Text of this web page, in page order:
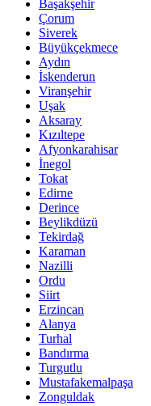
Başakşehir
Çorum
Siverek
Büyükçekmece
Aydın
İskenderun
Viranşehir
Uşak
Aksaray
Kızıltepe
Afyonkarahisar
İnegol
Tokat
Edirne
Derince
Beylikdüzü
Tekirdağ
Karaman
Nazilli
Ordu
Siirt
Erzincan
Alanya
Turhal
Bandırma
Turgutlu
Mustafakemalpaşa
Zonguldak